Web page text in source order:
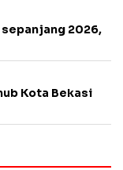
sepanjang 2026,
Kota Bekasi